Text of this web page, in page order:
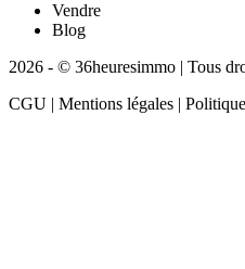
Vendre
Blog
2026 - © 36heuresimmo | Tous
CGU | Mentions légales |